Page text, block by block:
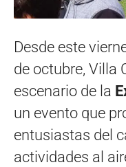
Desde este
de octubre, Villa
escenario de la
un evento que
entusiastas del
actividades al